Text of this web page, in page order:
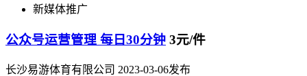
新媒体推广
公众号运营管理 每日30分钟 3元/件
长沙易游体育有限公司 2023-03-06发布